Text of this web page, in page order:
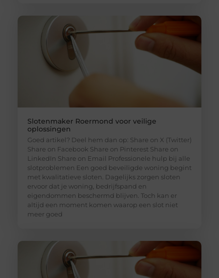
Slotenmaker Roermond voor veilige
oplossingen
Goed artikel? Deel hem dan op: Share on X (Twitter)
Share on Facebook Share on Pinterest Share on
LinkedIn Share on Email Professionele hulp bij alle
slotproblemen Een goed beveiligde woning begint
met kwalitatieve sloten. Dagelijks zorgen sloten
ervoor dat je woning, bedrijfspand en
eigendommen beschermd blijven. Toch kan er
altijd een moment komen waarop een slot niet
meer goed